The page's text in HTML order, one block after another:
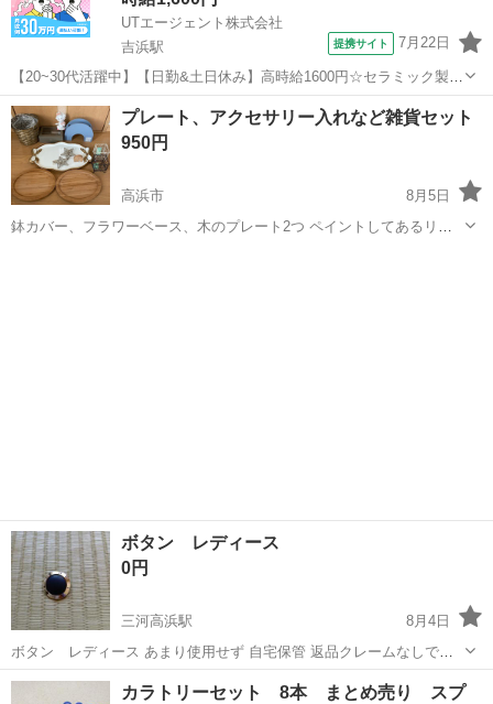
UTエージェント株式会社
吉浜駅
提携サイト 7月22日
【20~30代活躍中】【日勤&土日休み】高時給1600円☆セラミック製品
のフォークリフト運搬！自分のペースで作業できる◎《JLMU1C》 詳
細情報 ＼セラミック製品の運搬・仕分けなどをお任せします♪／ ☆フ
ォークリフト経...
愛知 高浜市 吉浜駅 その他
プレート、アクセサリー入れなど雑貨セット
950円
高浜市
8月5日
鉢カバー、フラワーベース、木のプレート2つ ペイントしてあるリボ
ボタン レディース
0円
三河高浜駅
8月4日
ボタン レディース あまり使用せず 自宅保管 返品クレームなしでお
願いします。 #ボタン #レディース #ハンドメイド #手芸 #替えボタン
愛知 高浜市 三河高浜駅 その他 ボタン
カラトリーセット 8本 まとめ売り スプ